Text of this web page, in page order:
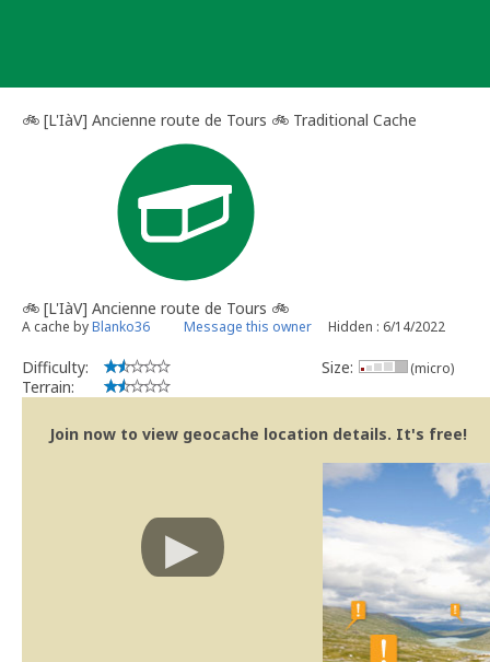
🚲​ [L'IàV] Ancienne route de Tours 🚲 Traditional Cache
🚲​ [L'IàV] Ancienne route de Tours 🚲
A cache byBlanko36 Message this owner Hidden : 6/14/2022
Difficulty:
Terrain:
Size: (micro)
Join now to view geocache location details. It's free!